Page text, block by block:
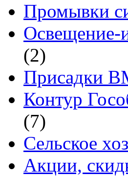
Промывки
Освещение-
(2)
Присадки
Контур
(7)
Сельское
Акции,